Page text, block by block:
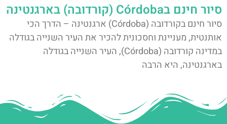
סיור חינם בCórdoba (קורדובה) בארגנטינה
סיור חינם בקורדובה (Córdoba) ארגנטינה – הדרך הכי
אותנטית, מעניינת וחסכונית להכיר את העיר השנייה בגודלה
במדינה קורדובה (Córdoba), העיר השנייה בגודלה
בארגנטינה, היא הרבה